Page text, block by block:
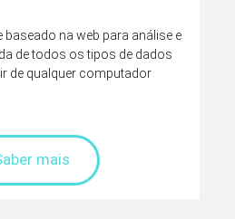
baseado na web para análise e
de todos os tipos de dados
de qualquer computador
mais